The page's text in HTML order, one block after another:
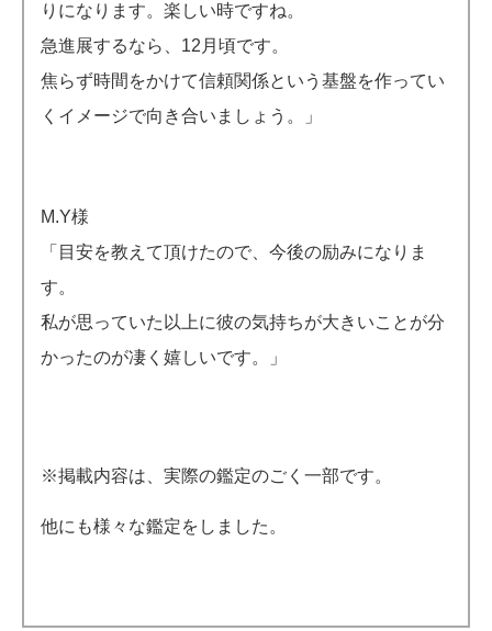
りになります。楽しい時ですね。
急進展するなら、12月頃です。
焦らず時間をかけて信頼関係という基盤を作ってい
くイメージで向き合いましょう。」
M.Y様
「目安を教えて頂けたので、今後の励みになりま
す。
私が思っていた以上に彼の気持ちが大きいことが分
かったのが凄く嬉しいです。」
※掲載内容は、実際の鑑定のごく一部です。
他にも様々な鑑定をしました。